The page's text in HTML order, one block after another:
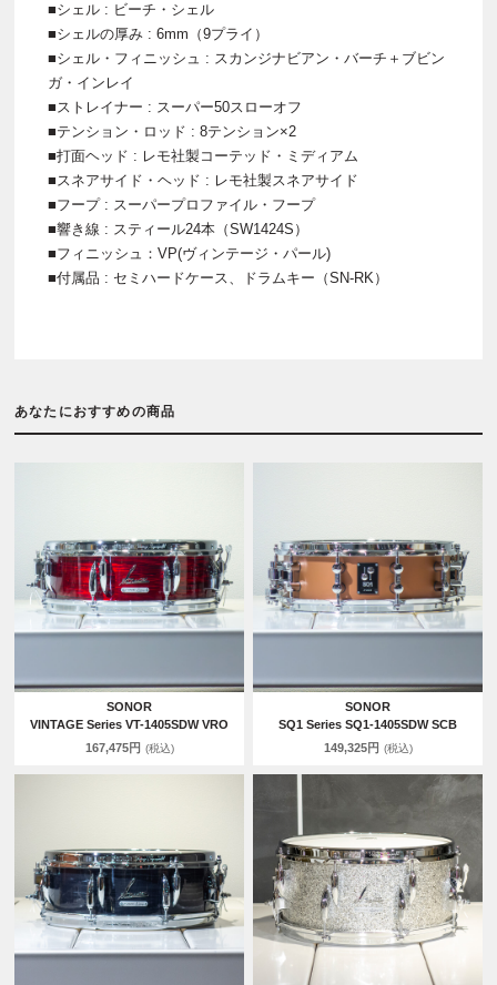
■シェル : ビーチ・シェル
■シェルの厚み : 6mm（9プライ）
■シェル・フィニッシュ : スカンジナビアン・バーチ＋ブビン
ガ・インレイ
■ストレイナー : スーパー50スローオフ
■テンション・ロッド : 8テンション×2
■打面ヘッド : レモ社製コーテッド・ミディアム
■スネアサイド・ヘッド : レモ社製スネアサイド
■フープ : スーパープロファイル・フープ
■響き線 : スティール24本（SW1424S）
■フィニッシュ：VP(ヴィンテージ・パール)
■付属品 : セミハードケース、ドラムキー（SN-RK）
あなたにおすすめの商品
SONOR
VINTAGE Series VT-1405SDW VRO
167,475円 (税込)
SONOR
SQ1 Series SQ1-1405SDW SCB
149,325円 (税込)